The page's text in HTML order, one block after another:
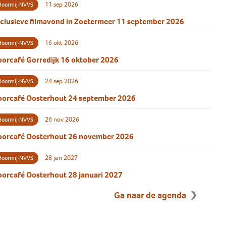
11 sep 2026
filmavond in Zoetermeer 11 september 2026
16 okt 2026
Gorredijk 16 oktober 2026
24 sep 2026
Oosterhout 24 september 2026
26 nov 2026
Oosterhout 26 november 2026
28 jan 2027
Oosterhout 28 januari 2027
Ga naar de agenda